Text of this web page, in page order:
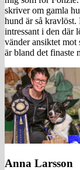
skriver om gamla
hund är så kravlöst.
intressant i den där
vänder ansiktet mot
är bland det finaste
Anna Larsson